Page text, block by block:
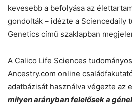
kevesebb a befolyása az
gondolták – idézte a Sciencedaily
Genetics című szaklapban
A Calico Life Sciences
Ancestry.com online
adatbázisát használva végezte az
milyen arányban felelősek a